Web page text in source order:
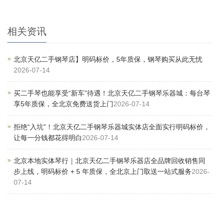
相关资讯
北京天亿二手钢琴店】明码标价，5年质保，钢琴购买从此无忧
2026-07-14
买二手琴也能享受“新车”待遇！北京天亿二手钢琴乐器城：每台琴
享5年质保，全北京免费送货上门2026-07-14
拒绝“入坑”！北京天亿二手钢琴乐器城实体店全面实行明码标价，
让每一分钱都花得明白2026-07-14
北京本地实体琴行｜北京天亿二手钢琴乐器店全品牌回收销售同
步上线，明码标价 + 5 年质保，全北京上门取送一站式服务2026-
07-14